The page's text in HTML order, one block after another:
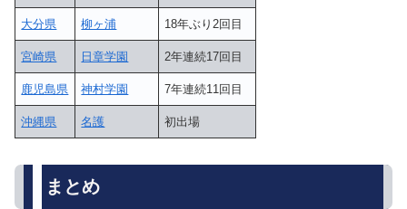
大分県 柳ヶ浦 18年ぶり2回目
宮崎県 日章学園 2年連続17回目
鹿児島県 神村学園 7年連続11回目
沖縄県 名護 初出場
まとめ